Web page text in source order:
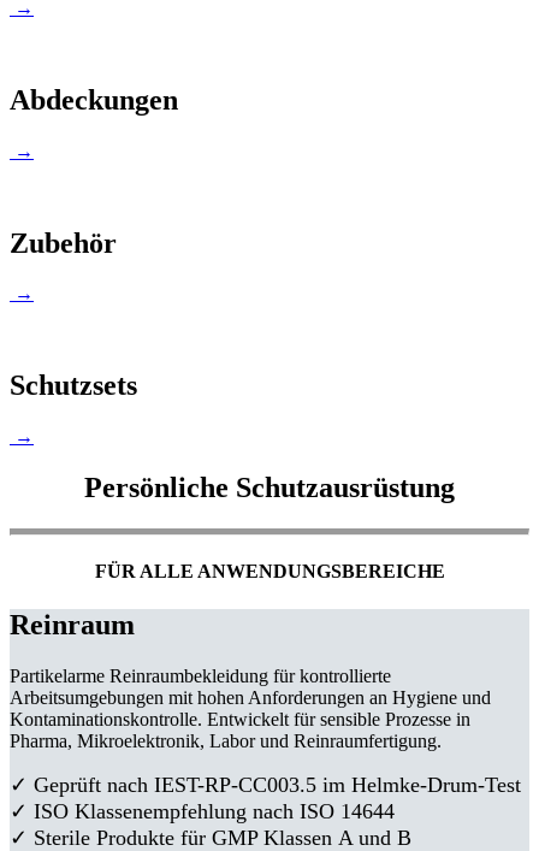
→
Abdeckungen
→
Zubehör
→
Schutzsets
→
Persönliche Schutzausrüstung
FÜR ALLE ANWENDUNGSBEREICHE
Reinraum
Partikelarme Reinraumbekleidung für kontrollierte
Arbeitsumgebungen mit hohen Anforderungen an Hygiene und
Kontaminationskontrolle. Entwickelt für sensible Prozesse in
Pharma, Mikroelektronik, Labor und Reinraumfertigung.
✓ Geprüft nach IEST-RP-CC003.5 im Helmke-Drum-Test
✓ ISO Klassenempfehlung nach ISO 14644
✓ Sterile Produkte für GMP Klassen A und B